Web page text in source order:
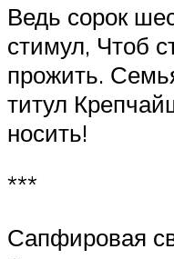
Ведь сорок
стимул, Чтоб
прожить.
титул
носить!
***
Сапфировая